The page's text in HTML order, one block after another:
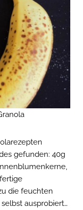
gefunden: 40g
die feuchten
ausprobiert…